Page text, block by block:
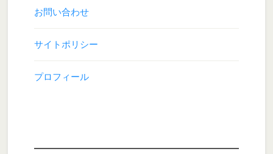
お問い合わせ
サイトポリシー
プロフィール